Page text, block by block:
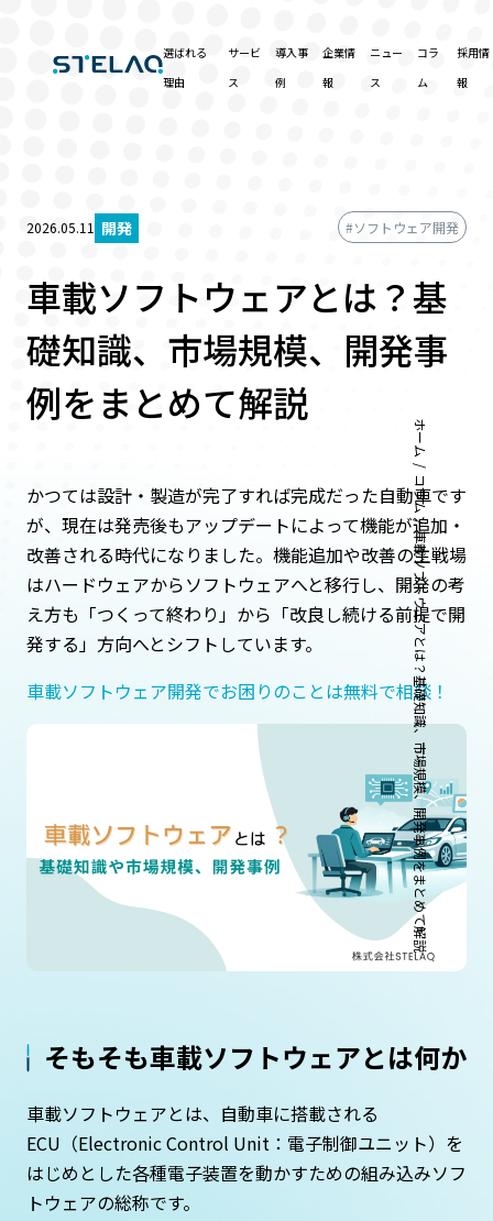
選ばれる
理由
サービ
ス
導入事
例
企業情
報
ニュー
ス
コラ
ム
採用情
報
ホーム
コラム
車載ソフトウェアとは？基礎知識、市場規模、開発事例をまとめて解説
2026.05.11 開発 #ソフトウェア開発
車載ソフトウェアとは？基
礎知識、市場規模、開発事
例をまとめて解説
かつては設計・製造が完了すれば完成だった自動車です
が、現在は発売後もアップデートによって機能が追加・
改善される時代になりました。機能追加や改善の主戦場
はハードウェアからソフトウェアへと移行し、開発の考
え方も「つくって終わり」から「改良し続ける前提で開
発する」方向へとシフトしています。
車載ソフトウェア開発でお困りのことは無料で相談！
そもそも車載ソフトウェアとは何か
車載ソフトウェアとは、自動車に搭載される
ECU（Electronic Control Unit：電子制御ユニット）を
はじめとした各種電子装置を動かすための組み込みソフ
トウェアの総称です。